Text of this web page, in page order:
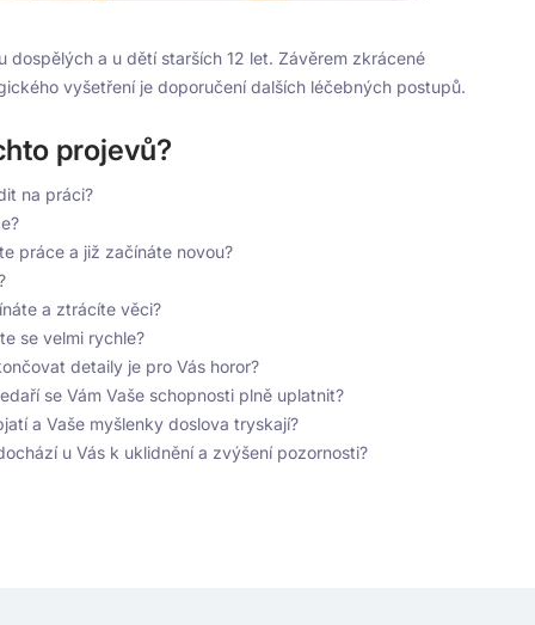
dospělých a u dětí starších 12 let. Závěrem zkrácené
vyšetření je doporučení dalších léčebných postupů.
projevů?
na práci?
práce a již začínáte novou?
a ztrácíte věci?
se velmi rychle?
detaily je pro Vás horor?
se Vám Vaše schopnosti plně uplatnit?
a Vaše myšlenky doslova tryskají?
u Vás k uklidnění a zvýšení pozornosti?